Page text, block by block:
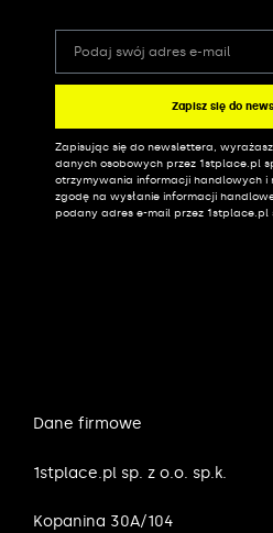
Zapisz się do
Alternative:
Zapisując się do newslettera,
danych osobowych przez 1stplace.pl
otrzymywania informacji handlowych i
zgodę na wysłanie informacji
podany adres e-mail przez 1stplace.pl
Dane firmowe
1stplace.pl sp. z o.o. sp.k.
Kopanina 30A/104